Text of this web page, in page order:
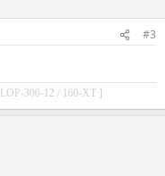
#3
| LOP-300-12 / 160-XT ]